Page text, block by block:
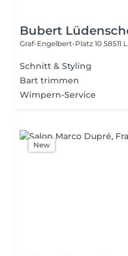
Bubert
Graf-Engelbert-Platz 10 58511
Schnitt & Styling
Bart trimmen
Wimpern-Service
New